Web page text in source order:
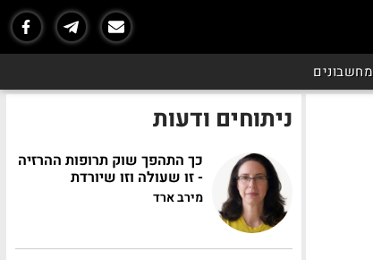
מחשבונים
ניתוחים ודעות
כך התהפך שוק תרופות ההרזיה
- זו שעולה וזו שיורדת
מירב ארד